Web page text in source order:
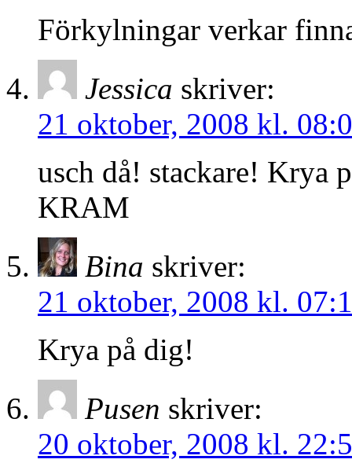
Förkylningar verkar
Jessica skriver:
21 oktober, 2008 kl.
usch då! stackare! Krya
KRAM
Bina skriver:
21 oktober, 2008 kl.
Krya på dig!
Pusen skriver:
20 oktober, 2008 kl.